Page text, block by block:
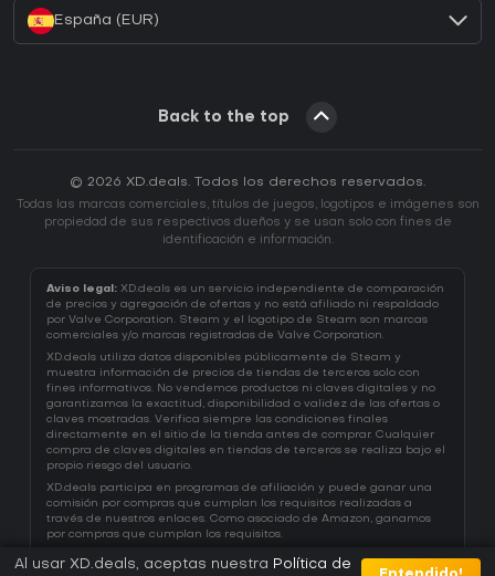
España (EUR)
Back to the top
© 2026 XD.deals. Todos los derechos reservados.
Todas las marcas comerciales, títulos de juegos, logotipos e imágenes son
propiedad de sus respectivos dueños y se usan solo con fines de
identificación e información.
Aviso legal: XD.deals es un servicio independiente de comparación
de precios y agregación de ofertas y no está afiliado ni respaldado
por Valve Corporation. Steam y el logotipo de Steam son marcas
comerciales y/o marcas registradas de Valve Corporation.
XD.deals utiliza datos disponibles públicamente de Steam y
muestra información de precios de tiendas de terceros solo con
fines informativos. No vendemos productos ni claves digitales y no
garantizamos la exactitud, disponibilidad o validez de las ofertas o
claves mostradas. Verifica siempre las condiciones finales
directamente en el sitio de la tienda antes de comprar. Cualquier
compra de claves digitales en tiendas de terceros se realiza bajo el
propio riesgo del usuario.
XD.deals participa en programas de afiliación y puede ganar una
comisión por compras que cumplan los requisitos realizadas a
través de nuestros enlaces. Como asociado de Amazon, ganamos
por compras que cumplan los requisitos.
Al usar XD.deals, aceptas nuestra Política de